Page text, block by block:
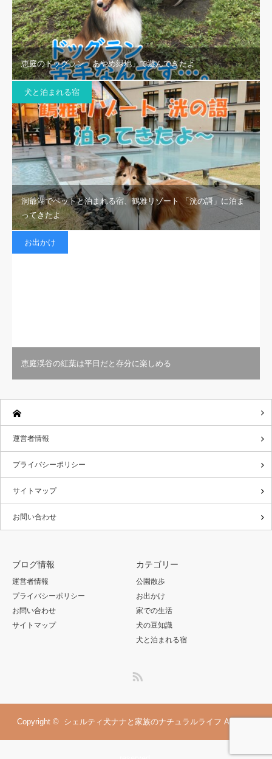
恵庭のドッグラン「あやめ緑地」で遊んできたよ
犬と泊まれる宿
洞爺湖でペットと泊まれる宿、鶴雅リゾート 「洸の謌」に泊ま
ってきたよ
お出かけ
恵庭渓谷の紅葉は平日だと存分に楽しめる
運営者情報
プライバシーポリシー
サイトマップ
お問い合わせ
ブログ情報
運営者情報
プライバシーポリシー
お問い合わせ
サイトマップ
カテゴリー
公園散歩
お出かけ
家での生活
犬の豆知識
犬と泊まれる宿
Copyright © シェルティ犬ナナと家族のナチュラルライフ All rights